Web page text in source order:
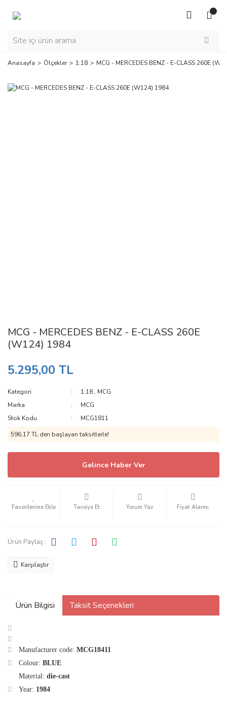
Anasayfa Ölçekler 1:18 MCG - MERCEDES BENZ - E-CLASS 260E
MCG - MERCEDES BENZ - E-CLASS 260E
(W124) 1984
5.295,00 TL
Kategori 1:18 , MCG
Marka
MCG
Stok Kodu
MCG1811
596,17 TL den başlayan taksitlerle!
Gelince Haber Ver
Tavsiye Et Yorum Yaz Fiyat Alarmı
Ürün Paylaş :
Karşılaştır
Ürün Bilgisi Taksit Seçenekleri
Manufacturer code: MCG18411
Colour: BLUE
Material: die-cast
Year: 1984